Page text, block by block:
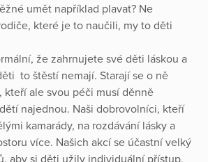
umět například plavat? Ne
které je to naučili, my to děti
že zahrnujete své děti láskou a
to štěstí nemají. Starají se o ně
kteří ale svou péči musí děnně
najednou. Naši dobrovolníci, kteří
kamarády, na rozdávání lásky a
více. Našich akcí se účastní velký
aby si děti užily individuální přístup,